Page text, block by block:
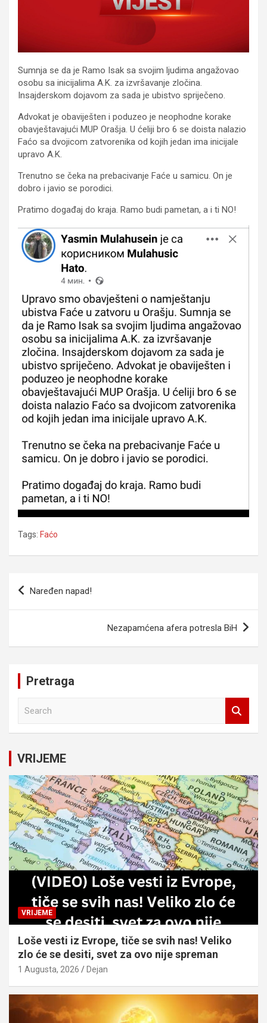
Sumnja se da je Ramo Isak sa svojim ljudima angažovao
osobu sa inicijalima A.K. za izvršavanje zločina.
Insajderskom dojavom za sada je ubistvo spriječeno.
Advokat je obaviješten i poduzeo je neophodne korake
obavještavajući MUP Orašja. U ćeliji bro 6 se doista nalazio
Faćo sa dvojicom zatvorenika od kojih jedan ima inicijale
upravo A.K.
Trenutno se čeka na prebacivanje Faće u samicu. On je
dobro i javio se porodici.
Pratimo događaj do kraja. Ramo budi pametan, a i ti NO!
Tags: Faćo
Navigacija
Naređen napad!
Nezapamćena afera potresla BiH
Pretraga
c
h
VRIJEME
VRIJEME
Loše vesti iz Evrope, tiče se svih nas! Veliko
zlo će se desiti, svet za ovo nije spreman
1 Augusta, 2026 Dejan